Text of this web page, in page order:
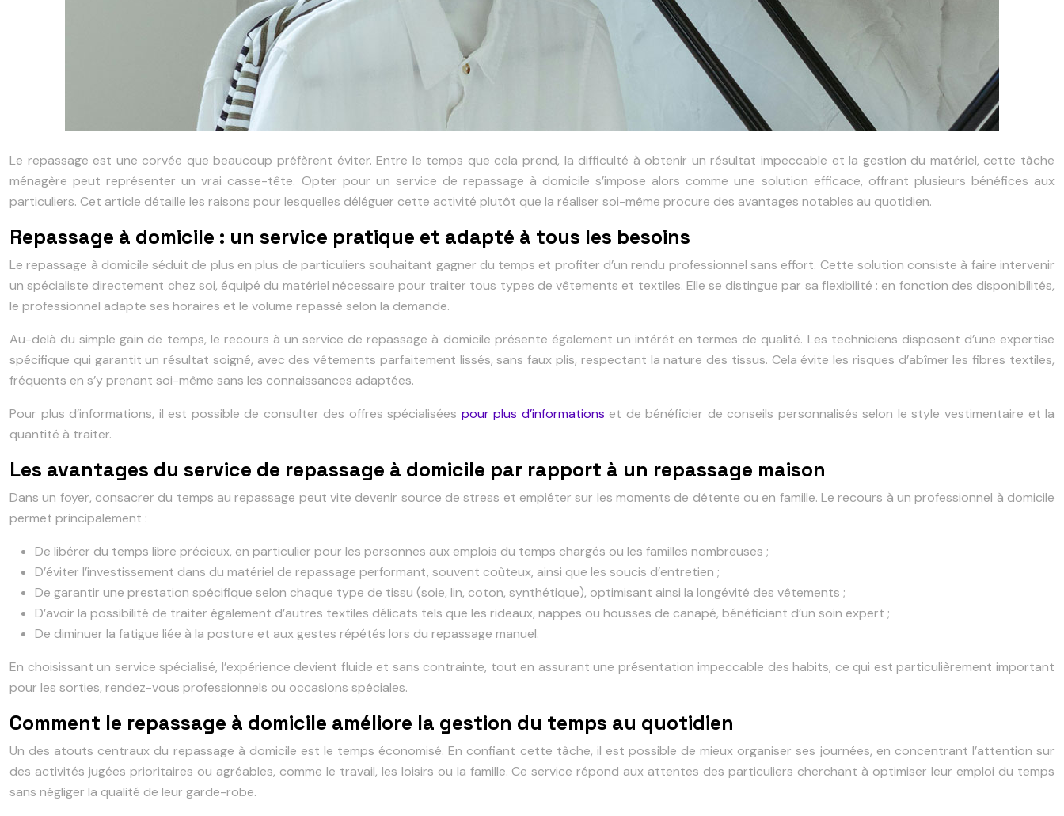
Le repassage est une corvée que beaucoup préfèrent éviter. Entre le temps que cela prend, la difficulté à obtenir un résultat impeccable et la gestion du matériel, cette tâche
ménagère peut représenter un vrai casse-tête. Opter pour un service de repassage à domicile s’impose alors comme une solution efficace, offrant plusieurs bénéfices aux
particuliers. Cet article détaille les raisons pour lesquelles déléguer cette activité plutôt que la réaliser soi-même procure des avantages notables au quotidien.
Repassage à domicile : un service pratique et adapté à tous les besoins
Le repassage à domicile séduit de plus en plus de particuliers souhaitant gagner du temps et profiter d’un rendu professionnel sans effort. Cette solution consiste à faire intervenir
un spécialiste directement chez soi, équipé du matériel nécessaire pour traiter tous types de vêtements et textiles. Elle se distingue par sa flexibilité : en fonction des disponibilités,
le professionnel adapte ses horaires et le volume repassé selon la demande.
Au-delà du simple gain de temps, le recours à un service de repassage à domicile présente également un intérêt en termes de qualité. Les techniciens disposent d’une expertise
spécifique qui garantit un résultat soigné, avec des vêtements parfaitement lissés, sans faux plis, respectant la nature des tissus. Cela évite les risques d’abîmer les fibres textiles,
fréquents en s’y prenant soi-même sans les connaissances adaptées.
Pour plus d’informations, il est possible de consulter des offres spécialisées pour plus d’informations et de bénéficier de conseils personnalisés selon le style vestimentaire et la
quantité à traiter.
Les avantages du service de repassage à domicile par rapport à un repassage maison
Dans un foyer, consacrer du temps au repassage peut vite devenir source de stress et empiéter sur les moments de détente ou en famille. Le recours à un professionnel à domicile
permet principalement :
De libérer du temps libre précieux, en particulier pour les personnes aux emplois du temps chargés ou les familles nombreuses ;
D’éviter l’investissement dans du matériel de repassage performant, souvent coûteux, ainsi que les soucis d’entretien ;
De garantir une prestation spécifique selon chaque type de tissu (soie, lin, coton, synthétique), optimisant ainsi la longévité des vêtements ;
D’avoir la possibilité de traiter également d’autres textiles délicats tels que les rideaux, nappes ou housses de canapé, bénéficiant d’un soin expert ;
De diminuer la fatigue liée à la posture et aux gestes répétés lors du repassage manuel.
En choisissant un service spécialisé, l’expérience devient fluide et sans contrainte, tout en assurant une présentation impeccable des habits, ce qui est particulièrement important
pour les sorties, rendez-vous professionnels ou occasions spéciales.
Comment le repassage à domicile améliore la gestion du temps au quotidien
Un des atouts centraux du repassage à domicile est le temps économisé. En confiant cette tâche, il est possible de mieux organiser ses journées, en concentrant l’attention sur
des activités jugées prioritaires ou agréables, comme le travail, les loisirs ou la famille. Ce service répond aux attentes des particuliers cherchant à optimiser leur emploi du temps
sans négliger la qualité de leur garde-robe.